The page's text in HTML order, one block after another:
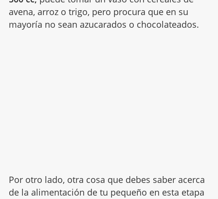
avena, arroz o trigo, pero procura que en su
mayoría no sean azucarados o chocolateados.
Por otro lado, otra cosa que debes saber acerca
de la alimentación de tu pequeño en esta etapa